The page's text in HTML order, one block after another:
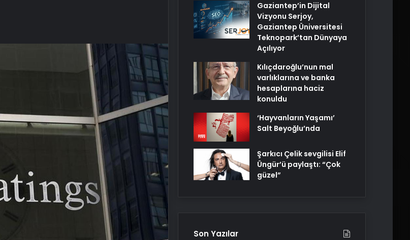
Gaziantep’in Dijital
Vizyonu Serjoy,
Gaziantep Üniversitesi
Teknopark’tan Dünyaya
Açılıyor
Kılıçdaroğlu’nun mal
varlıklarına ve banka
hesaplarına haciz
konuldu
‘Hayvanların Yaşamı’
Salt Beyoğlu’nda
Şarkıcı Çelik sevgilisi Elif
Üngür’ü paylaştı: “Çok
güzel”
Son Yazılar